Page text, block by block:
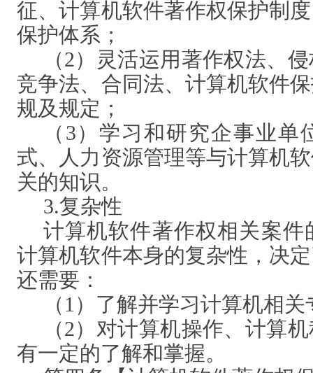
征、计算机软件著作权保护制
保护体系；
（2）灵活运用著作权法、
竞争法、合同法、计算机软件
规及规定；
（ 3）学习和研究企事业单
式、人力资源管理等与计算机
关的知识。
3.复杂性
计算机软件著作权相关案
计算机软件本身的复杂性，决
还需要：
（1）了解并学习计算机相关
（2）对计算机操作、计算
有一定的了解和掌握。